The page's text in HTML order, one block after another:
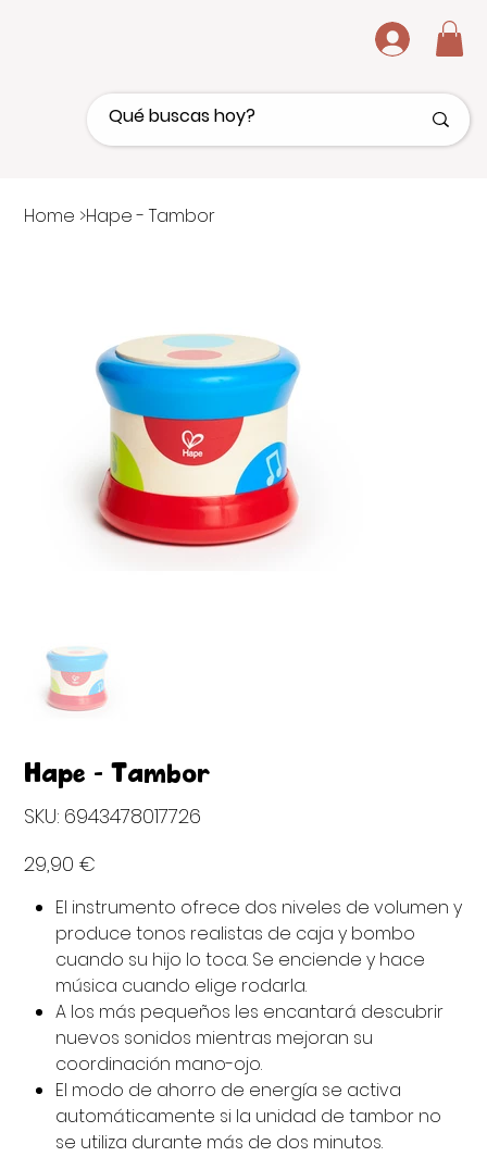
.
Home >Hape - Tambor
Hape - Tambor
SKU: 6943478017726
6943478017726
29,90 €
El instrumento ofrece dos niveles de volumen y
produce tonos realistas de caja y bombo
cuando su hijo lo toca. Se enciende y hace
música cuando elige rodarla.
A los más pequeños les encantará descubrir
nuevos sonidos mientras mejoran su
coordinación mano-ojo.
El modo de ahorro de energía se activa
automáticamente si la unidad de tambor no
se utiliza durante más de dos minutos.